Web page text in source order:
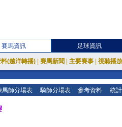
賽馬資訊 足球資訊
(越洋轉播) 賽馬新聞 主要賽事 視聽播
馬師分場表 騎師分場表 參考資料 統